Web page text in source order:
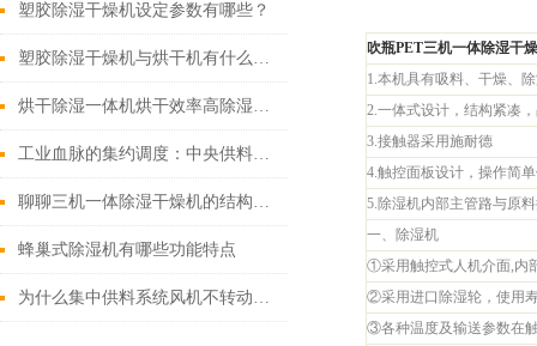
塑胶除湿干燥机设定参数有哪些？
塑胶除湿干燥机与烘干机有什么区别？
烘干除湿一体机烘干效率高除湿效果好
工业血脉的集约调度：中央供料系统的气力输送原理与产线协同逻辑
聊聊三机一体除湿干燥机的结构与配置特点
蜂巢式除湿机有哪些功能特点
为什么集中供料系统风机不转动及振动过大？
吹瓶PET三机一体除湿干
1.本机具有吸料、干燥、
2.一体式设计，结构紧凑
3.接触器采用施耐德
4.触控面板设计，操作简
5.除湿机内部主管路与原
一、除湿机
①采用触控式人机介面,内
②采用进口除湿轮，使用
③各种温度及输送参数在